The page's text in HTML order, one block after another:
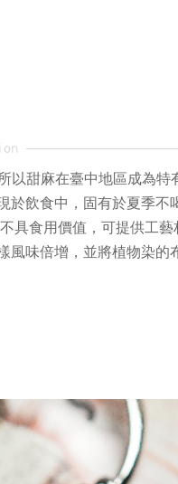
以甜麻在臺中地區成為
飲食中，固有於夏季不
具食用價值，可提供工
味倍增，並將植物染的